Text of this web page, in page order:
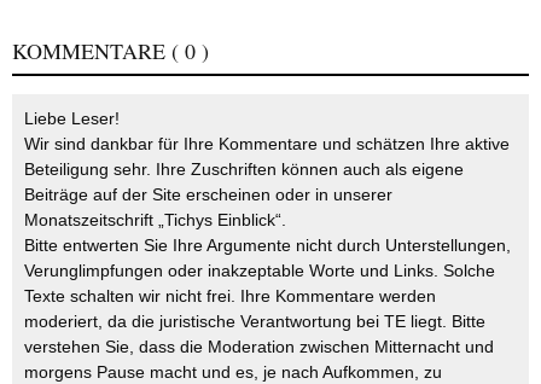
KOMMENTARE ( 0 )
Liebe Leser!
Wir sind dankbar für Ihre Kommentare und schätzen Ihre aktive
Beteiligung sehr. Ihre Zuschriften können auch als eigene
Beiträge auf der Site erscheinen oder in unserer
Monatszeitschrift „Tichys Einblick“.
Bitte entwerten Sie Ihre Argumente nicht durch Unterstellungen,
Verunglimpfungen oder inakzeptable Worte und Links. Solche
Texte schalten wir nicht frei. Ihre Kommentare werden
moderiert, da die juristische Verantwortung bei TE liegt. Bitte
verstehen Sie, dass die Moderation zwischen Mitternacht und
morgens Pause macht und es, je nach Aufkommen, zu